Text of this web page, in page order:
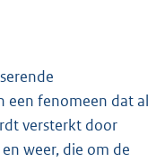
een fenomeen dat al
versterkt door
weer, die om de